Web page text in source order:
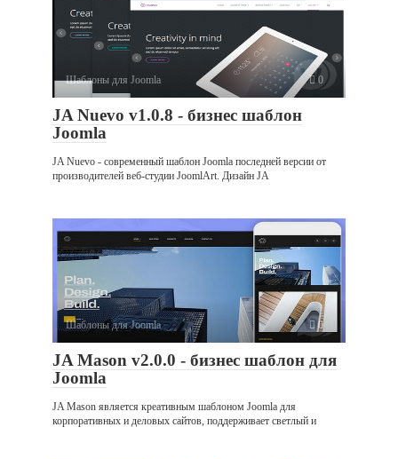
Шаблоны для Joomla 0
JA Nuevo v1.0.8 - бизнес шаблон
Joomla
JA Nuevo - современный шаблон Joomla последней версии от
производителей веб-студии JoomlArt. Дизайн JA
Шаблоны для Joomla 0
JA Mason v2.0.0 - бизнес шаблон для
Joomla
JA Mason является креативным шаблоном Joomla для
корпоративных и деловых сайтов, поддерживает светлый и